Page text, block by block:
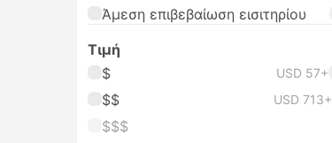
Άμεση επιβεβαίωση εισιτηρίου
Τιμή
$
USD 57+
$$ USD 713+
$$$